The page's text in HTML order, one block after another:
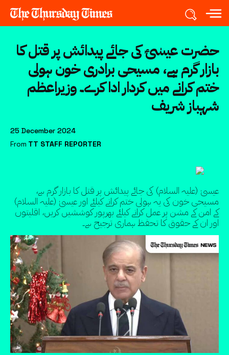
حضرت عیسٰیؑ کی جائے پیدائش پر قتل کا
بازار گرم ہے، مسیحی برادری خون ہولی
ختم کرانے میں کردار ادا کرے۔ وزیراعظم
شہباز شریف
25 December 2024
From TT STAFF REPORTER
عیسیٰ (علیہ السلام) کی جائے پیدائش پر قتل کا بازار گرم ہے،
مسیحی خون کی یہ ہولی ختم کرانے کیلئے اور عیسیٰ (علیہ السلام)
کے امن کے مشن پر عمل کرانے کیلئے بھرپور کوششیں کریں، اقلیتوں
اور ان کے حقوق کا تحفظ ہماری ترجیح ہے۔